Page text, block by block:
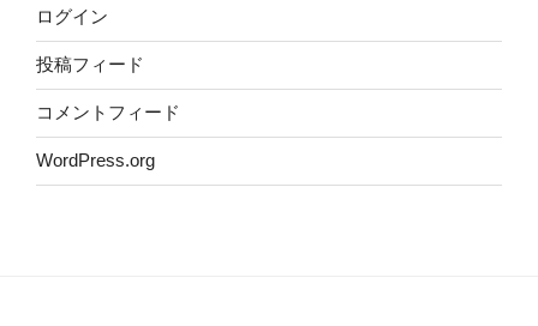
ログイン
投稿フィード
コメントフィード
WordPress.org